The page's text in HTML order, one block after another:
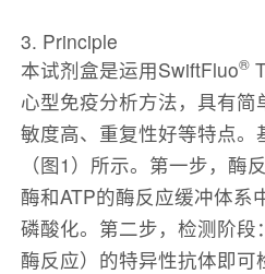
3. Principle
本试剂盒是运用SwiftFluo®
心型免疫分析方法，具有简
敏度高、重复性好等特点。
（图1）所示。第一步，酶
酶和ATP的酶反应缓冲体系
磷酸化。第二步，检测阶段
酶反应）的特异性抗体即可